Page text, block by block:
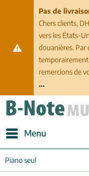
Pas de
Chers clients,
vers les États-
douanières. Par
remercions de
...
Menu
Piano seul